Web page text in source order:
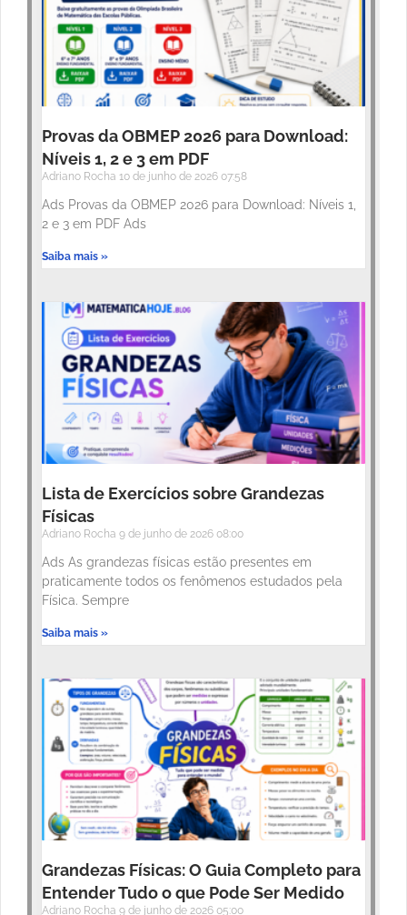
Provas da OBMEP 2026 para Download:
Níveis 1, 2 e 3 em PDF
Adriano Rocha 10 de junho de 2026 07:58
Ads Provas da OBMEP 2026 para Download: Níveis 1,
2 e 3 em PDF Ads
Saiba mais »
Lista de Exercícios sobre Grandezas
Físicas
Adriano Rocha 9 de junho de 2026 08:00
Ads As grandezas físicas estão presentes em
praticamente todos os fenômenos estudados pela
Física. Sempre
Saiba mais »
Grandezas Físicas: O Guia Completo para
Entender Tudo o que Pode Ser Medido
Adriano Rocha 9 de junho de 2026 05:00